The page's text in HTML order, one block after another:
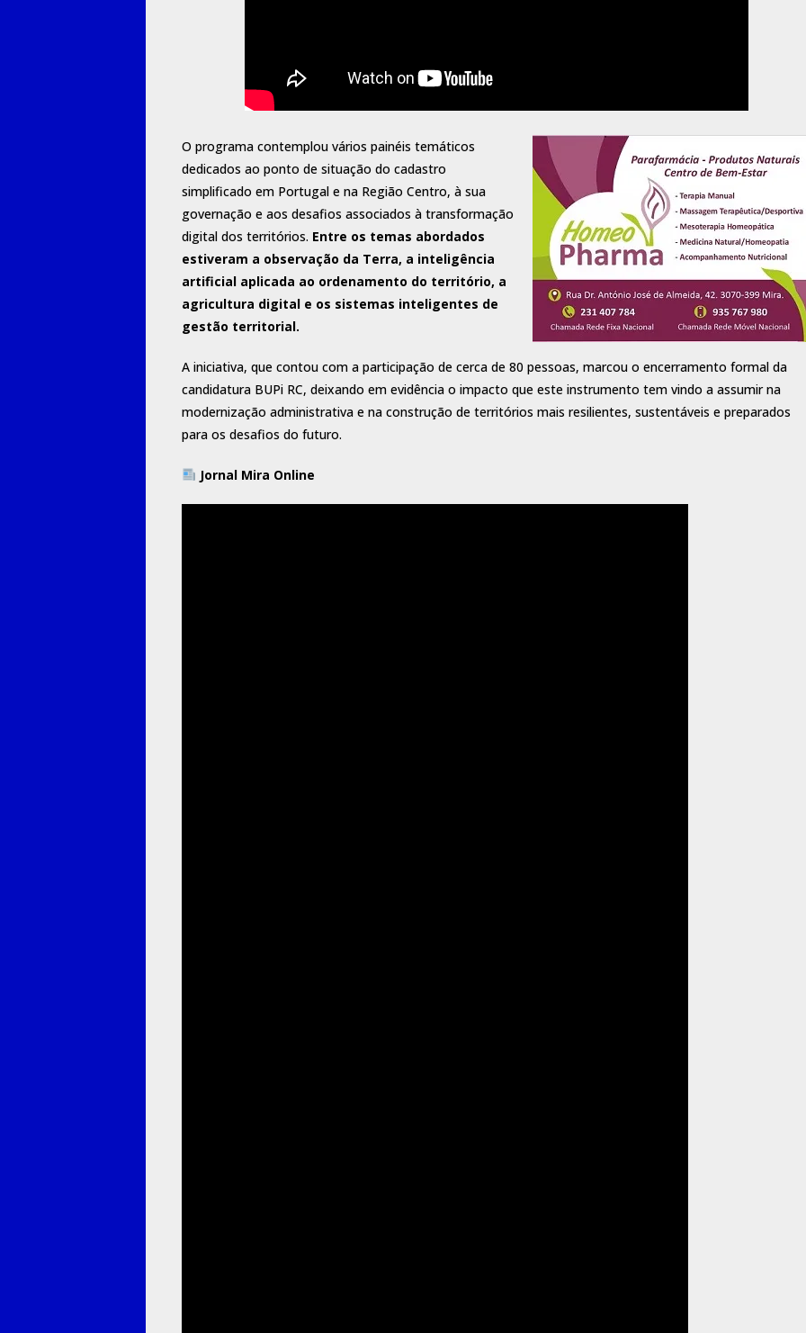
O programa contemplou vários painéis temáticos
dedicados ao ponto de situação do cadastro
simplificado em Portugal e na Região Centro, à sua
governação e aos desafios associados à transformação
digital dos territórios. Entre os temas abordados
estiveram a observação da Terra, a inteligência
artificial aplicada ao ordenamento do território, a
agricultura digital e os sistemas inteligentes de
gestão territorial.
A iniciativa, que contou com a participação de cerca de 80 pessoas, marcou o encerramento formal da
candidatura BUPi RC, deixando em evidência o impacto que este instrumento tem vindo a assumir na
modernização administrativa e na construção de territórios mais resilientes, sustentáveis e preparados
para os desafios do futuro.
Jornal Mira Online